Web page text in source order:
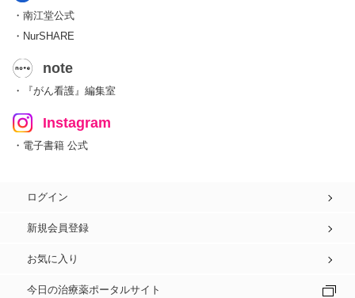
・南江堂公式
・NurSHARE
note
・『がん看護』編集室
Instagram
・電子書籍 公式
ログイン
新規会員登録
お気に入り
今日の治療薬ポータルサイト